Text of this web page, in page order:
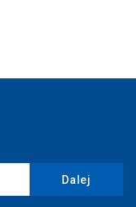
Dalej